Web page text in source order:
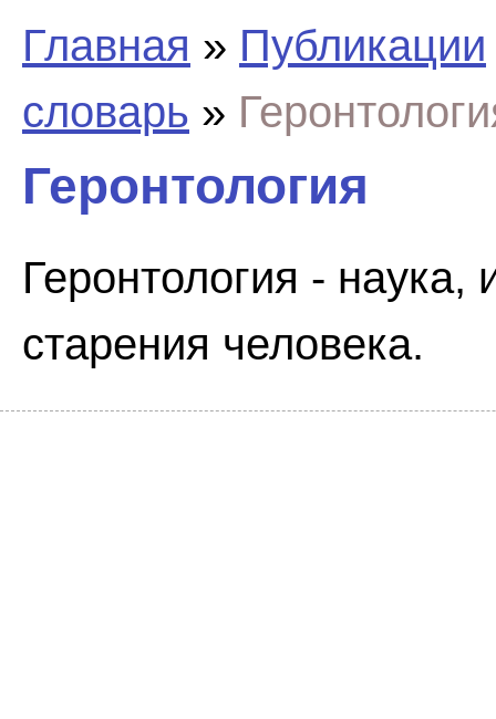
Главная » Публикации
словарь »
Геронтология
Геронтология -
старения человека.